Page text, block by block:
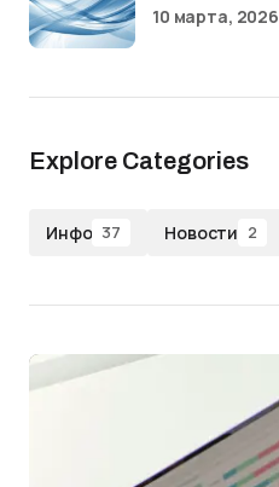
10 марта, 2026
Explore Categories
Инфо 37 Новости 2